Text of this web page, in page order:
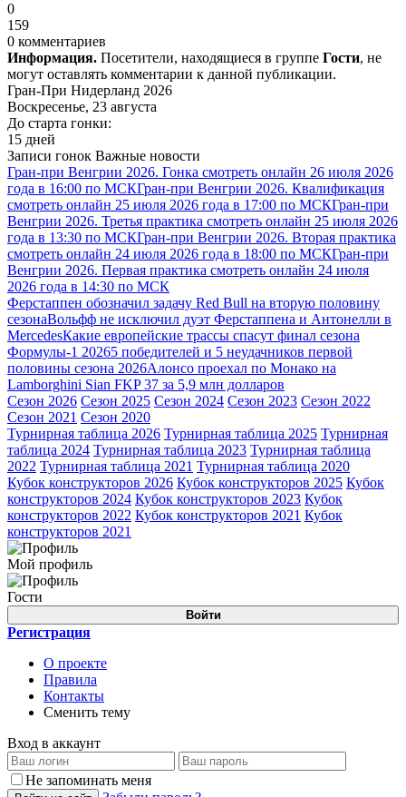
0
159
0 комментариев
Информация. Посетители, находящиеся в группе Гости, не
могут оставлять комментарии к данной публикации.
Гран-При Нидерланд 2026
Воскресенье, 23 августа
До старта гонки:
15 дней
Записи гонок Важные новости
Гран-при Венгрии 2026. Гонка смотреть онлайн 26 июля 2026
года в 16:00 по МСКГран-при Венгрии 2026. Квалификация
смотреть онлайн 25 июля 2026 года в 17:00 по МСКГран-при
Венгрии 2026. Третья практика смотреть онлайн 25 июля 2026
года в 13:30 по МСКГран-при Венгрии 2026. Вторая практика
смотреть онлайн 24 июля 2026 года в 18:00 по МСКГран-при
Венгрии 2026. Первая практика смотреть онлайн 24 июля
2026 года в 14:30 по МСК
Ферстаппен обозначил задачу Red Bull на вторую половину
сезонаВольфф не исключил дуэт Ферстаппена и Антонелли в
MercedesКакие европейские трассы спасут финал сезона
Формулы-1 20265 победителей и 5 неудачников первой
половины сезона 2026Алонсо проехал по Монако на
Lamborghini Sian FKP 37 за 5,9 млн долларов
Сезон 2026 Сезон 2025 Сезон 2024 Сезон 2023 Сезон 2022
Сезон 2021 Сезон 2020
Турнирная таблица 2026 Турнирная таблица 2025 Турнирная
таблица 2024 Турнирная таблица 2023 Турнирная таблица
2022 Турнирная таблица 2021 Турнирная таблица 2020
Кубок конструкторов 2026 Кубок конструкторов 2025 Кубок
конструкторов 2024 Кубок конструкторов 2023 Кубок
конструкторов 2022 Кубок конструкторов 2021 Кубок
конструкторов 2021
Мой профиль
Гости
Войти
Регистрация
О проекте
Правила
Контакты
Сменить тему
Вход в аккаунт
Не запоминать меня